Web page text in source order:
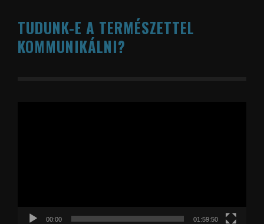
TUDUNK-E A TERMÉSZETTEL
KOMMUNIKÁLNI?
00:00 01:59:50